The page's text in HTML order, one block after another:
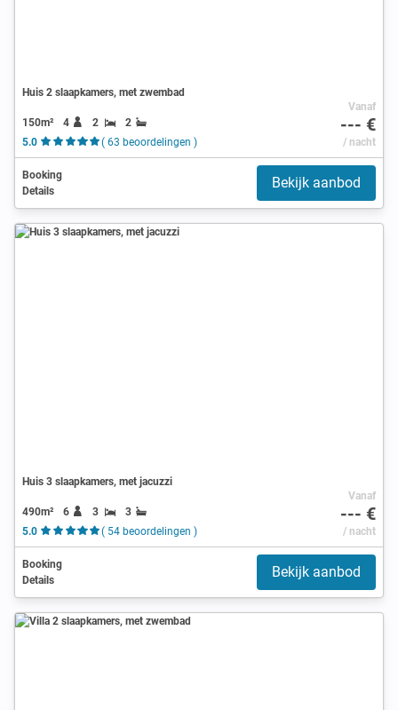
Huis 2 slaapkamers, met zwembad
150m² 4 2
2
5.0
( 63 beoordelingen )
Vanaf
--- €
/ nacht
Booking
Details
Bekijk aanbod
Huis 3 slaapkamers, met jacuzzi
490m² 6 3
3
5.0
( 54 beoordelingen )
Vanaf
--- €
/ nacht
Booking
Details
Bekijk aanbod